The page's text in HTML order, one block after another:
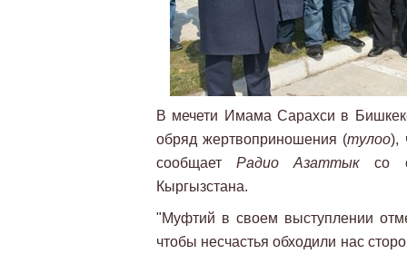
В мечети Имама Сарахси в
обряд жертвоприношения (тулоо),
сообщаетРадио Азаттык со
Кыргызстана.
"Муфтий в своем выступлении
чтобы несчастья обходили нас